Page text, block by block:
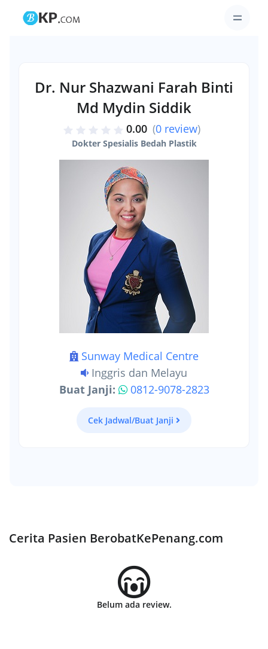
Dr. Nur Shazwani Farah Binti
Md Mydin Siddik
0.00 (0 review)
Dokter Spesialis Bedah Plastik
Sunway Medical Centre
Inggris dan Melayu
Buat Janji:
0812-9078-2823
Cek Jadwal/Buat Janji
Cerita Pasien BerobatKePenang.com
Belum ada review.